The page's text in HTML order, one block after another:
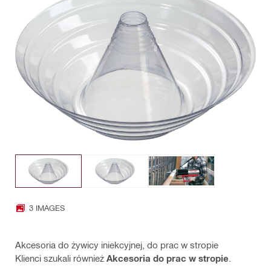
3 IMAGES
Akcesoria do żywicy iniekcyjnej, do prac w stropie
Klienci szukali również Akcesoria do prac w stropie